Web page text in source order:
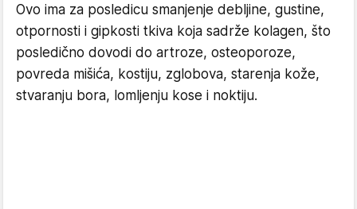
Ovo ima za posledicu smanjenje debljine, gustine,
otpornosti i gipkosti tkiva koja sadrže kolagen, što
posledično dovodi do artroze, osteoporoze,
povreda mišića, kostiju, zglobova, starenja kože,
stvaranju bora, lomljenju kose i noktiju.